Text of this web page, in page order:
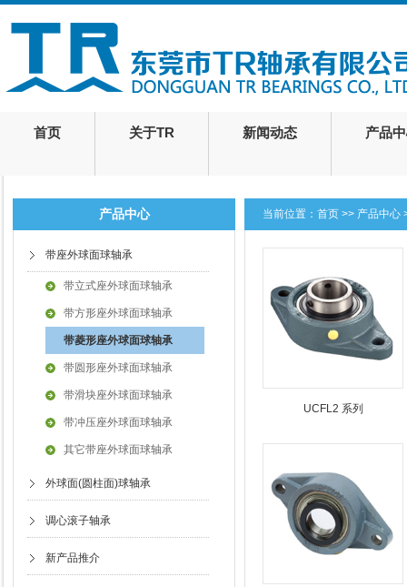
首页 关于TR 新闻动态 产品
产品中心
带座外球面球轴承
带立式座外球面球轴承
带方形座外球面球轴承
带菱形座外球面球轴承
带圆形座外球面球轴承
带滑块座外球面球轴承
带冲压座外球面球轴承
其它带座外球面球轴承
外球面(圆柱面)球轴承
调心滚子轴承
新产品推介
当前位置： 首页 >> 产品中心
UCFL2 系列